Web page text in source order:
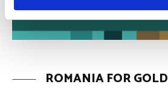
ROMANIA FOR GOLD